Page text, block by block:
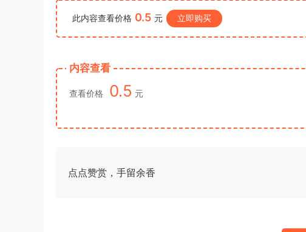
此内容查看价格 0.5 元 立即购买
内容查看
查看价格 0.5 元
点点赞赏，手留余香
测》真题（河南县级以上）答案及解析